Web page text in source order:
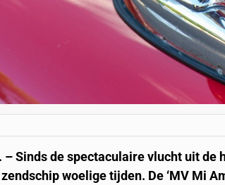
– Sinds de spectaculaire vlucht uit
woelige tijden. De ‘MV Mi